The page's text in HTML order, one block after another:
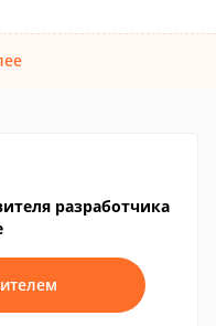
разработчика